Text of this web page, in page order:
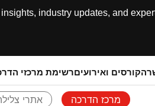
industry updates, and
קורסים ואירועיםרשימת מרכזי
מרכז הדרכה אתרי